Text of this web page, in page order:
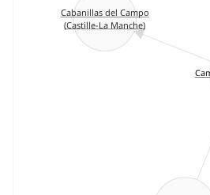
Cabanillas del Campo
(Castille-La Manche)